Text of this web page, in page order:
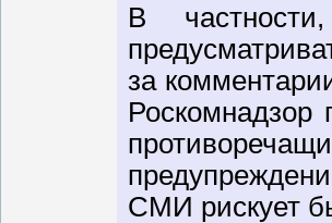
В
за
Роскомнадзор
СМИ рискует